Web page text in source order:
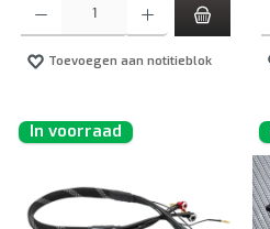
Toevoegen aan notitieblok
In voorraad